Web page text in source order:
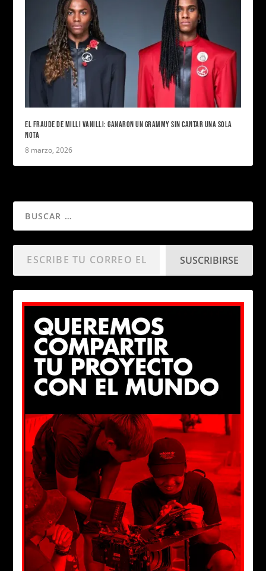
EL FRAUDE DE MILLI VANILLI: GANARON UN GRAMMY SIN CANTAR UNA SOLA
NOTA
8 marzo, 2026
SUSCRIBIRSE